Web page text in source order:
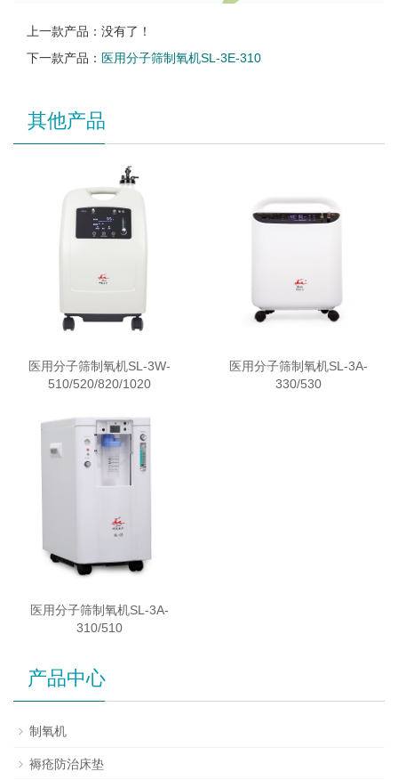
上一款产品：没有了！
下一款产品： 医用分子筛制氧机SL-3E-310
其他产品
医用分子筛制氧机SL-3W-
510/520/820/1020
医用分子筛制氧机SL-3A-
330/530
医用分子筛制氧机SL-3A-
310/510
产品中心
制氧机
褥疮防治床垫